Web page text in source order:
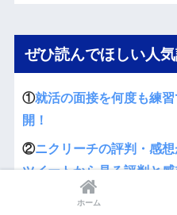
ぜひ読んでほしい人気
①就活の面接を何度も練
開！
②ニクリーチの評判・感
ツイートから見る評判と感
OBOG訪問のやり方の
ホーム